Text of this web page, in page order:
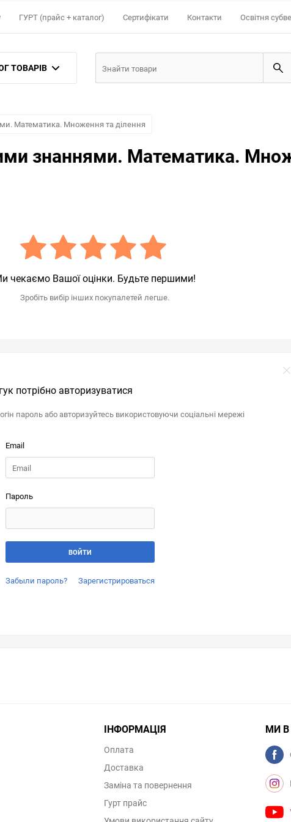
ГУРТ (прайс + каталог) Сертифікати Контакти Освітня
ТОВАРІВ
Математика. Множення та ділення
знаннями. Математика.
чекаємо Вашої оцінки. Будьте першими!
Зробіть вибір інших покупалетей легше.
потрібно авторизуватися
пароль або авторизуйтесь використовуючи соціальні мережі
Email
Пароль
Забыли пароль? Зарегистрироваться
ІНФОРМАЦІЯ
Оплата
Доставка
Заміна та повернення
Гурт прайс
МИ В